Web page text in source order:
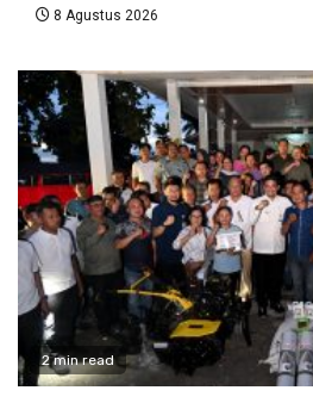
8 Agustus 2026
2 min read